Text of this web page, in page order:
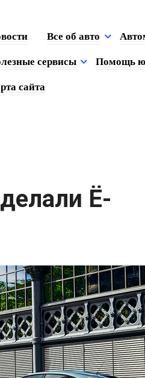
Все об авто
сервисы Помощь
сайта
Ё-